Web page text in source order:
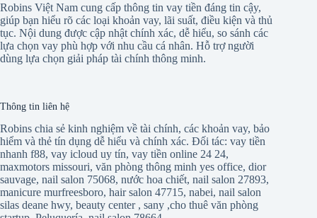
Robins Việt Nam cung cấp thông tin vay tiền đáng tin cậy,
giúp bạn hiểu rõ các loại khoản vay, lãi suất, điều kiện và thủ
tục. Nội dung được cập nhật chính xác, dễ hiểu, so sánh các
lựa chọn vay phù hợp với nhu cầu cá nhân. Hỗ trợ người
dùng lựa chọn giải pháp tài chính thông minh.
Thông tin liên hệ
Robins chia sẻ kinh nghiệm về tài chính, các khoản vay, bảo
hiểm và thẻ tín dụng dễ hiểu và chính xác. Đối tác: vay tiền
nhanh f88, vay icloud uy tín, vay tiền online 24 24,
maxmotors missouri, văn phòng thông minh yes office, dior
sauvage, nail salon 75068, nước hoa chiết, nail salon 27893,
manicure murfreesboro, hair salon 47715, nabei, nail salon
silas deane hwy, beauty center, sany ,cho thuê văn phòng